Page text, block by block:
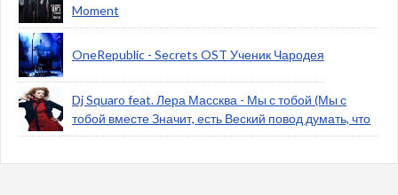
Moment
OneRepublic - Secrets OST Ученик Чародея
Dj Squaro feat. Лера Массква - Мы с тобой (Мы с
тобой вместе Значит, есть Веский повод думать, что